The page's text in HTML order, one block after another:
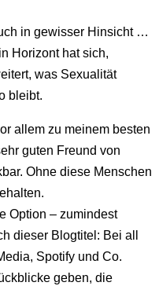
in gewisser Hinsicht …
Horizont hat sich,
was Sexualität
bleibt.
allem zu meinem besten
guten Freund von
Ohne diese Menschen
Option – zumindest
dieser Blogtitel: Bei all
Spotify und Co.
geben, die